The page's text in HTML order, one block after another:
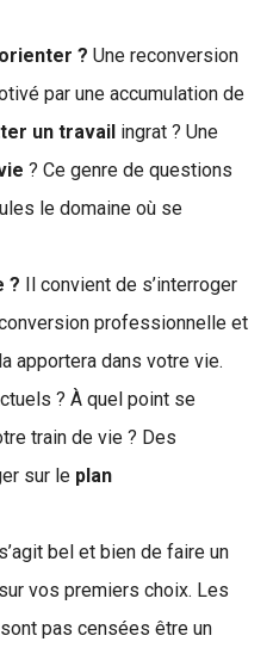
? Une reconversion
par une accumulation de
un travail ingrat ? Une
? Ce genre de questions
le domaine où se
? Il convient de s’interroger
professionnelle et
apportera dans votre vie.
? À quel point se
train de vie ? Des
sur le plan
bel et bien de faire un
vos premiers choix. Les
pas censées être un